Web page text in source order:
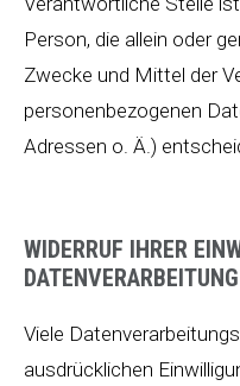
Person, die allein oder
Zwecke und Mittel der
personenbezogenen
Adressen o. Ä.)
WIDERRUF IHRER
DATENVERARBEITUNG
Viele
ausdrücklichen